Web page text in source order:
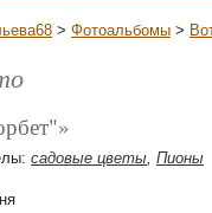
> Фотоальбомы >
садовые цветы, Пионы